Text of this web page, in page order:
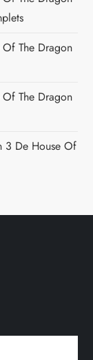
Of The Dragon
Of The Dragon
3 De House Of